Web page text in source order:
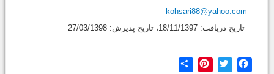
kohsari88@yahoo.com
تاریخ دریافت: 18/11/1397، تاریخ پذیرش: 27/03/1398
Facebook
Twitter
Pinterest